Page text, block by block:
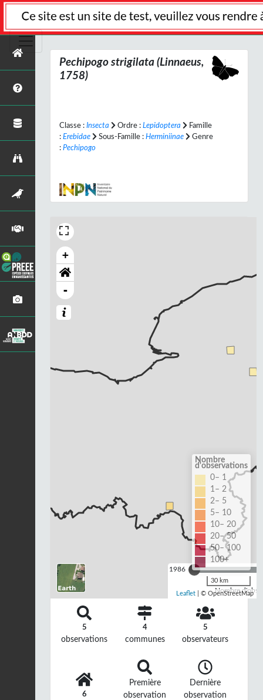
Pechipogo strigilata (Linnaeus,
1758)
Classe : Insecta Ordre : Lepidoptera
Famille
: Erebidae Sous-Famille : Herminiinae
Genre
: Pechipogo
+
-
1986
Nombre
Nombre
d'observations
0– 1
1– 2
2– 5
5– 10
10– 20
20– 50
50– 100
100+
30 km
Leaflet | © OpenStreetMap
5
observations
4
communes
5
observateurs
6
Première
observation
Dernière
observation